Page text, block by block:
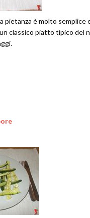
pietanza è molto semplice
classico piatto tipico del